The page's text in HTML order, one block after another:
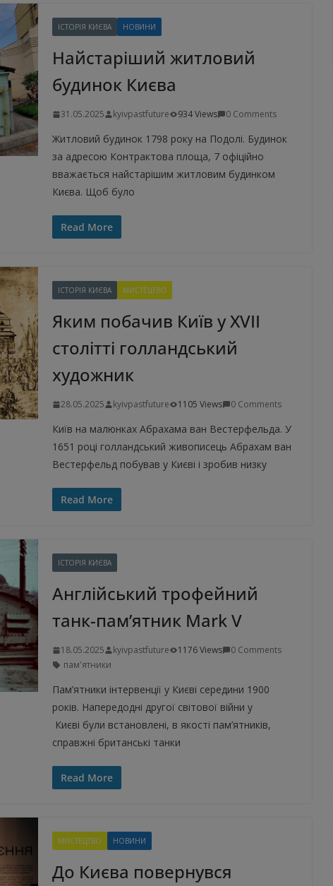
ІСТОРІЯ КИЄВА НОВИНИ
Найстаріший житловий
будинок Києва
31.05.2025 kyivpastfuture 934 Views 0 Comments
Житловий будинок 1798 року на Подолі. Будинок
за адресою Контрактова площа, 7 офіційно
вважається найстарішим житловим будинком
Києва. Щоб було
Read More
ІСТОРІЯ КИЄВА МИСТЕЦТВО
Яким побачив Київ у XVII
столітті голландський
художник
28.05.2025 kyivpastfuture 1105 Views 0 Comments
Київ на малюнках Абрахама ван Вестерфельда. У
1651 році голландський живописець Абрахам ван
Вестерфельд побував у Києві і зробив низку
Read More
ІСТОРІЯ КИЄВА
Англійський трофейний
танк-памʼятник Mark V
18.05.2025 kyivpastfuture 1176 Views
0 Comments
пам'ятники
Пам’ятники інтервенції у Києві середини 1900
років. Напередодні другої світової війни у
Києві були встановлені, в якості пам’ятників,
справжні британські танки
Read More
МИСТЕЦТВО НОВИНИ
До Києва повернувся